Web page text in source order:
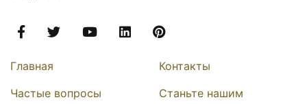
facebooktwitteryoutubelinkedinpinterest
Secondary navigation
Главная
Частые вопросы
Контакты
Станьте нашим